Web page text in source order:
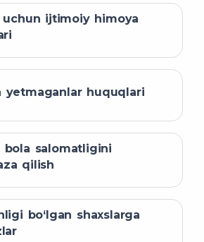
uchun ijtimoiy himoya
yetmaganlar huquqlari
bola salomatligini
qilish
bo‘lgan shaxslarga